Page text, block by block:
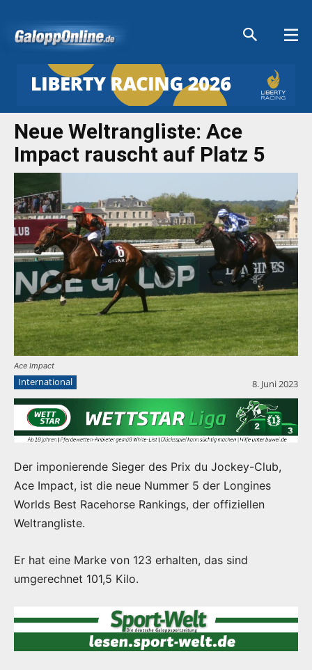
Neue Weltrangliste: Ace
Impact rauscht auf Platz 5
Ace Impact
International 8. Juni 2023
Der imponierende Sieger des Prix du Jockey-Club,
Ace Impact, ist die neue Nummer 5 der Longines
Worlds Best Racehorse Rankings, der offiziellen
Weltrangliste.
Er hat eine Marke von 123 erhalten, das sind
umgerechnet 101,5 Kilo.